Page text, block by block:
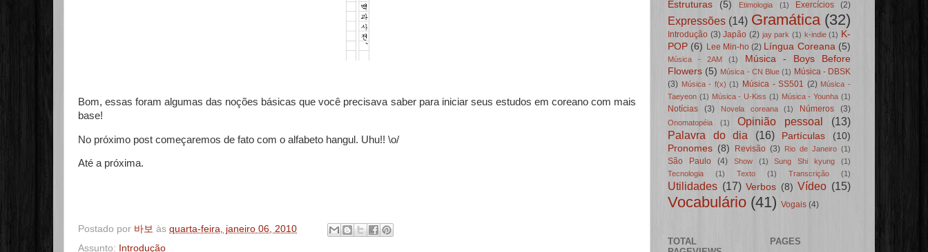
Bom, essas foram algumas das noções básicas que você precisava saber para iniciar seus estudos em coreano com mais
base!
No próximo post começaremos de fato com o alfabeto hangul. Uhu!! \o/
Até a próxima.
Postado por 바보 às quarta-feira, janeiro 06, 2010
Assunto: Introdução
Estruturas (5) Etimologia (1) Exercícios (2)
Expressões (14) Gramática (32)
Introdução (3) Japão (2) jay park (1) k-indie (1) K-
POP (6) Lee Min-ho (2) Língua Coreana (5)
Música - 2AM (1)
Música - Boys Before
Flowers (5) Música - CN Blue (1) Música - DBSK
(3) Música - f(x) (1) Música - SS501 (2) Música -
Taeyeon (1) Música - U-Kiss (1) Música - Younha (1)
Notícias (3) Novela coreana (1) Números (3)
Onomatopéia (1) Opinião pessoal
(13)
Palavra do dia
(16) Partículas
(10)
Pronomes (8) Revisão (3) Rio de Janeiro (1)
São Paulo (4) Show (1) Sung Shi kyung
(1)
Tecnologia
(1) Texto (1) Transcrição (1)
Utilidades (17) Verbos (8) Vídeo (15)
Vocabulário (41) Vogais (4)
TOTAL
PAGES